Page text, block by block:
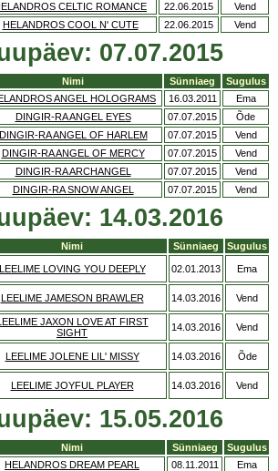
CELTIC ROMANCE 22.06.2015
Vend
HELANDROS COOL N' CUTE 22.06.2015 Vend
07.07.2015
Nimi Sünniaeg
Sugulus
ANGEL HOLOGRAMS 16.03.2011
Ema
DINGIR-RA ANGEL EYES 07.07.2015
Õde
DINGIR-RA ANGEL OF HARLEM 07.07.2015
Vend
DINGIR-RA ANGEL OF MERCY 07.07.2015
Vend
DINGIR-RA ARCHANGEL 07.07.2015
Vend
DINGIR-RA SNOW ANGEL 07.07.2015 Vend
14.03.2016
Nimi Sünniaeg
Sugulus
LEELIME LOVING YOU DEEPLY 02.01.2013 Ema
LEELIME JAMESON BRAWLER 14.03.2016 Vend
JAXON LOVE AT FIRST
SIGHT
14.03.2016 Vend
LEELIME JOLENE LIL' MISSY 14.03.2016 Õde
LEELIME JOYFUL PLAYER 14.03.2016 Vend
15.05.2016
Nimi Sünniaeg
Sugulus
HELANDROS DREAM PEARL 08.11.2011
Ema